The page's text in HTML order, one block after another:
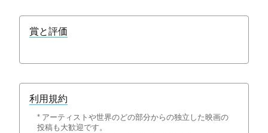
賞と評価
利用規約
* アーティストや世界のどの部分からの独立した映画の
投稿も大歓迎です。